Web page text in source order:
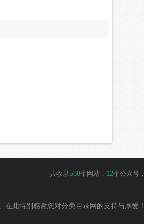
共收录588个网站， 12个公众号，
此特别感谢您对分类目录网的支持与厚爱！